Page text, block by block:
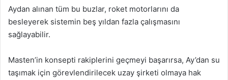
Aydan alınan tüm bu buzlar, roket motorlarını da
besleyerek sistemin beş yıldan fazla çalışmasını
sağlayabilir.
Masten’in konsepti rakiplerini geçmeyi başarırsa, Ay’dan su
taşımak için görevlendirilecek uzay şirketi olmaya hak